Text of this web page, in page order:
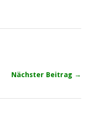
Nächster Beitrag →